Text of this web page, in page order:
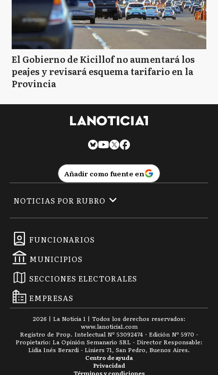
El Gobierno de Kicillof no aumentará los
peajes y revisará esquema tarifario en la
Provincia
Añadir como fuente en
FUNCIONARIOS
MUNICIPIOS
SECCIONES ELECTORALES
EMPRESAS
NOTICIAS POR RUBRO
2026 | La Noticia 1 | Todos los derechos reservados:
www.lanoticia1.com
Registro de Prop. Intelectual Nº 53092474 · Edición Nº 5970 -
Propietario: La Opinión Semanario SRL - Director Responsable:
Lidia Inés Berardi - Liniers 71, San Pedro, Buenos Aires.
Términos y condiciones
Privacidad
Centro de ayuda